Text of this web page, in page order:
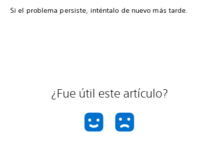
Si el problema persiste, inténtalo de nuevo más tarde.
¿Fue útil este artículo?